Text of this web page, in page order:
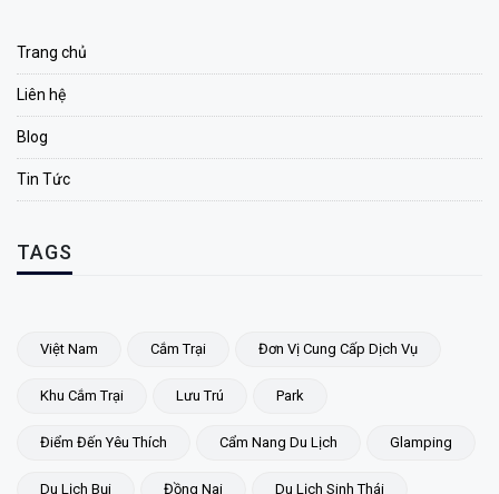
Trang chủ
Liên hệ
Blog
Tin Tức
TAGS
Việt Nam Cắm Trại Đơn Vị Cung Cấp Dịch Vụ
Khu Cắm Trại Lưu Trú Park
Điểm Đến Yêu Thích Cẩm Nang Du Lịch Glamping
Du Lịch Bụi Đồng Nai Du Lịch Sinh Thái